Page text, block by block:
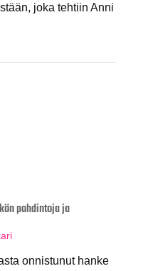
joka tehtiin Anni
pohdintoja ja
onnistunut hanke